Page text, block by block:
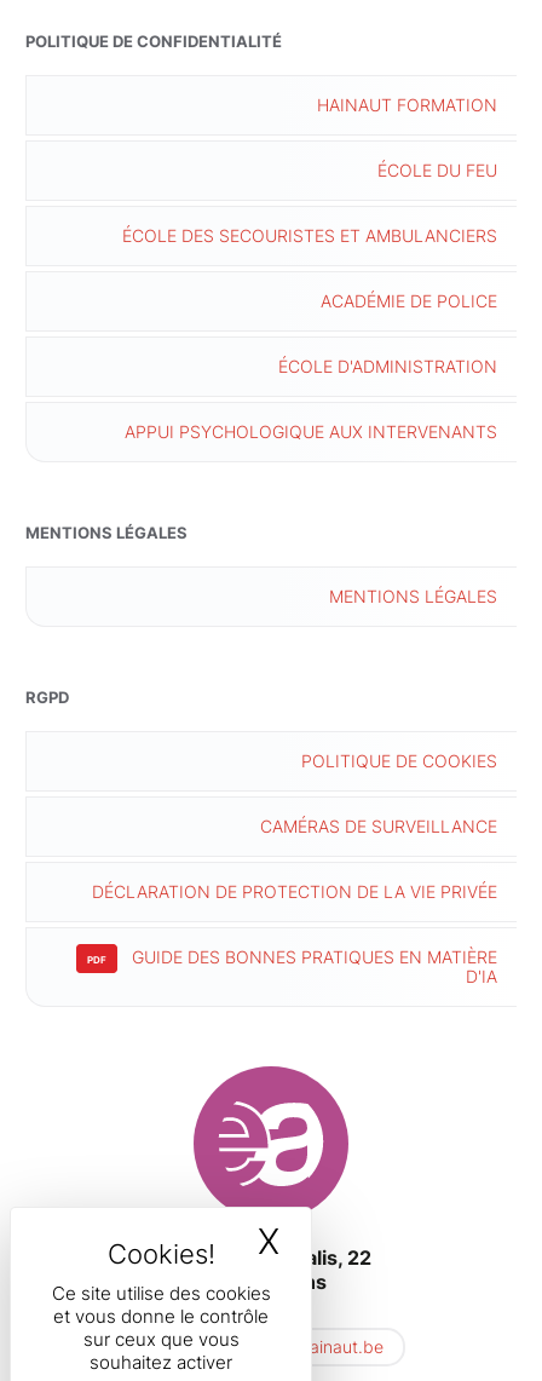
Ce site utilise des cookies
et vous donne le contrôle
sur ceux que vous
souhaitez activer
X MASQUER LE
POLITIQUE DE CONFIDENTIALITÉ
HAINAUT FORMATION
ÉCOLE DU FEU
ÉCOLE DES SECOURISTES ET AMBULANCIERS
ACADÉMIE DE POLICE
ÉCOLE D'ADMINISTRATION
APPUI PSYCHOLOGIQUE AUX INTERVENANTS
MENTIONS LÉGALES
MENTIONS LÉGALES
RGPD
POLITIQUE DE COOKIES
CAMÉRAS DE SURVEILLANCE
DÉCLARATION DE PROTECTION DE LA VIE PRIVÉE
GUIDE DES BONNES PRATIQUES EN MATIÈRE
D'IA
Boulevard Initialis, 22
7000 Mons
Belgique
hfea.secretariat@hainaut.be